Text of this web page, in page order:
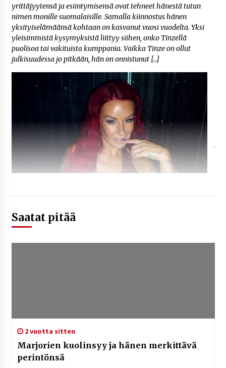
yrittäjyytensä ja esiintymisensä ovat tehneet hänestä tutun
nimen monille suomalaisille. Samalla kiinnostus hänen
yksityiselämäänsä kohtaan on kasvanut vuosi vuodelta. Yksi
yleisimmistä kysymyksistä liittyy siihen, onko Tinzellä
puolisoa tai vakituista kumppania. Vaikka Tinze on ollut
julkisuudessa jo pitkään, hän on onnistunut […]
Saatat pitää
2 vuotta sitten
Marjorien kuolinsyy ja hänen merkittävä
perintönsä